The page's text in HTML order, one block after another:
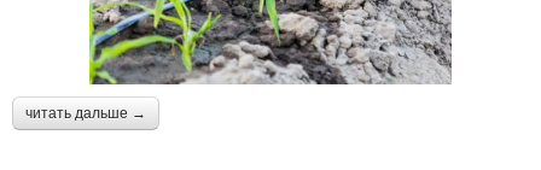
читать дальше →